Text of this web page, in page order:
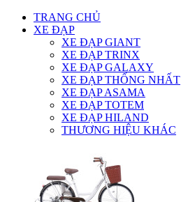
TRANG CHỦ
XE ĐẠP
XE ĐẠP GIANT
XE ĐẠP TRINX
XE ĐẠP GALAXY
XE ĐẠP THỐNG NHẤT
XE ĐẠP ASAMA
XE ĐẠP TOTEM
XE ĐẠP HILAND
THƯƠNG HIỆU KHÁC